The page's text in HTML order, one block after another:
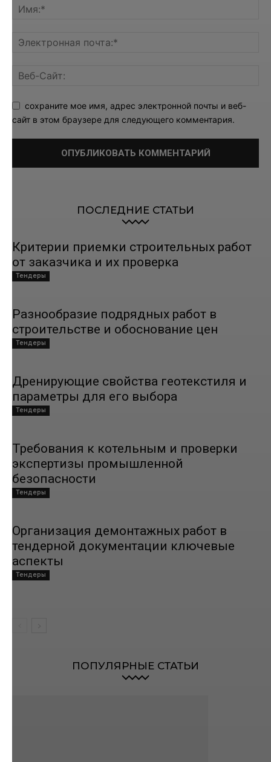
сохраните мое имя, адрес электронной почты и веб-
сайт в этом браузере для следующего комментария.
ПОСЛЕДНИЕ СТАТЬИ
Критерии приемки строительных работ
от заказчика и их проверка
Тендеры
Разнообразие подрядных работ в
строительстве и обоснование цен
Тендеры
Дренирующие свойства геотекстиля и
параметры для его выбора
Тендеры
Требования к котельным и проверки
экспертизы промышленной
безопасности
Тендеры
Организация демонтажных работ в
тендерной документации ключевые
аспекты
Тендеры
ПОПУЛЯРНЫЕ СТАТЬИ